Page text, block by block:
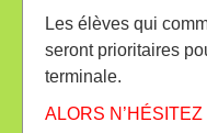
Les élèves qui
seront prioritaires
terminale.
ALORS